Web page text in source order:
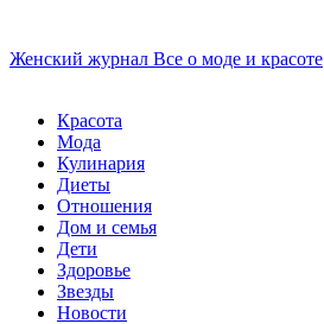
Женский журнал Все о моде и красоте
Красота
Мода
Кулинария
Диеты
Отношения
Дом и семья
Дети
Здоровье
Звезды
Новости